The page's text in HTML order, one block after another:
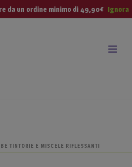
TINTORIE E MISCELE RIFLESSANTI
da un ordine minimo di 49,90€ Ignora
modal-check